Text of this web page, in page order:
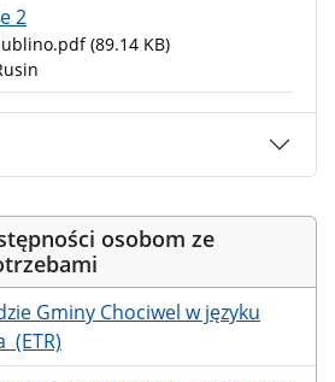
osobom ze
Gminy Chociwel w języku
(ETR)
2
(89.14 KB)